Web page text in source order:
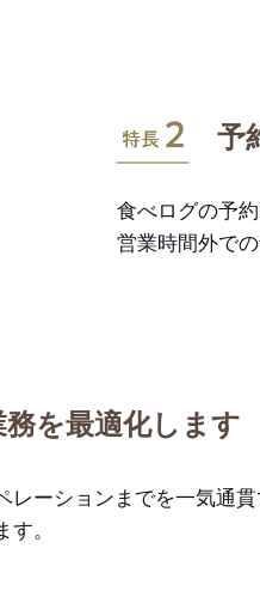
特長2
予
食べログの予
営業時間外で
を最適化します
ーションまでを一気通貫
。